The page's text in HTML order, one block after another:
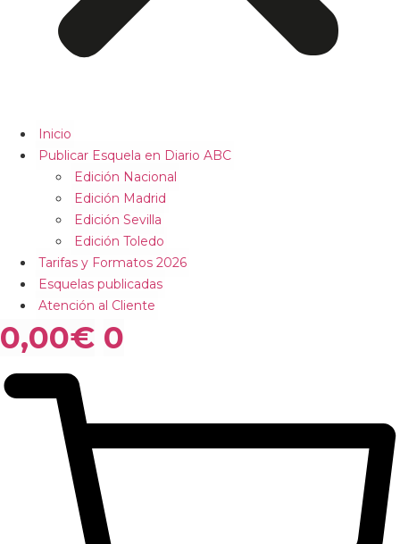
Inicio
Publicar Esquela en Diario ABC
Edición Nacional
Edición Madrid
Edición Sevilla
Edición Toledo
Tarifas y Formatos 2026
Esquelas publicadas
Atención al Cliente
0,00€ 0